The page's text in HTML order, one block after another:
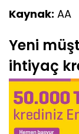
Kaynak: AA
Yeni
ihtiyaç